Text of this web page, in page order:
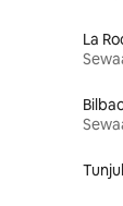
La